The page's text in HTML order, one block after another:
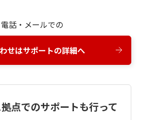
電話・メールでの
せはサポートの詳細へ
点でのサポートも行って